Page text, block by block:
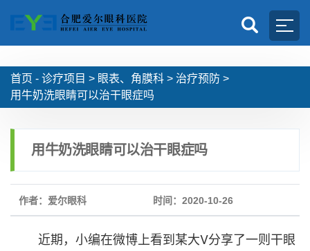
首页 - 诊疗项目 > 眼表、角膜科 > 治疗预防 >
用牛奶洗眼睛可以治干眼症吗
用牛奶洗眼睛可以治干眼症吗
作者：爱尔眼科 时间：2020-10-26
近期，小编在微博上看到某大V分享了一则干眼